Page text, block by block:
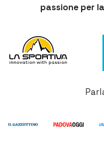
passione per